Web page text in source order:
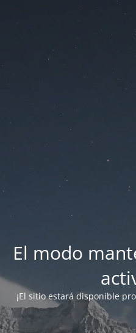
El modo
¡El sitio estará disponible